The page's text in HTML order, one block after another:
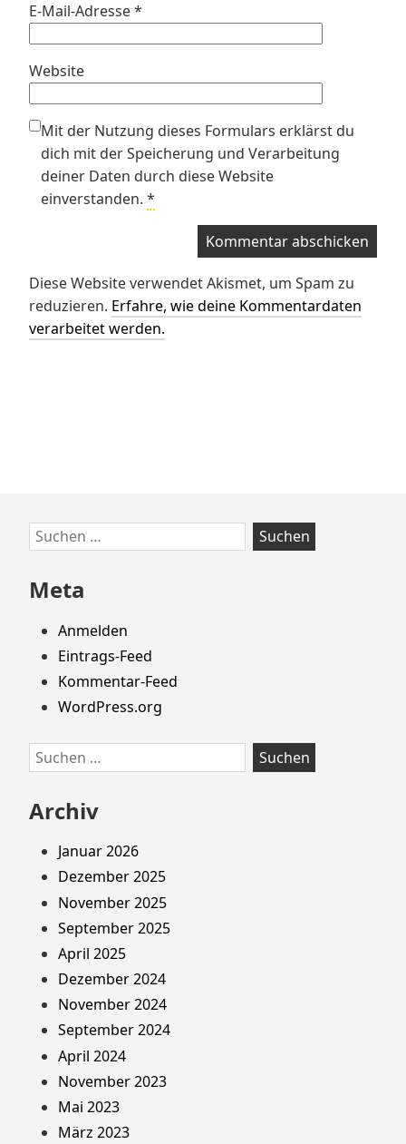
E-Mail-Adresse*
Website
Mit der Nutzung dieses Formulars erklärst du
dich mit der Speicherung und Verarbeitung
deiner Daten durch diese Website
einverstanden. *
Diese Website verwendet Akismet, um Spam zu
reduzieren. Erfahre, wie deine Kommentardaten
verarbeitet werden.
Zum
Footer
springen
Suchen
nach:
Meta
Anmelden
Eintrags-Feed
Kommentar-Feed
WordPress.org
Suchen
nach:
Archiv
Januar 2026
Dezember 2025
November 2025
September 2025
April 2025
Dezember 2024
November 2024
September 2024
April 2024
November 2023
Mai 2023
März 2023